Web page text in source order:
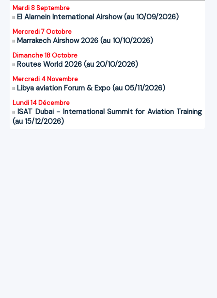
Mardi 8 Septembre
El Alamein International Airshow (au 10/09/2026)
Mercredi 7 Octobre
Marrakech Airshow 2026 (au 10/10/2026)
Dimanche 18 Octobre
Routes World 2026 (au 20/10/2026)
Mercredi 4 Novembre
Libya aviation Forum & Expo (au 05/11/2026)
Lundi 14 Décembre
ISAT Dubai - International Summit for Aviation Training
(au 15/12/2026)